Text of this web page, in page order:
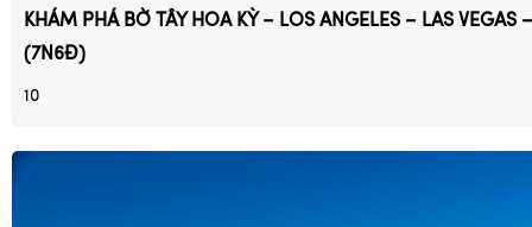
KHÁM PHÁ BỜ TÂY HOA KỲ – LOS ANGELES – LAS VEGAS
(7N6Đ)
10